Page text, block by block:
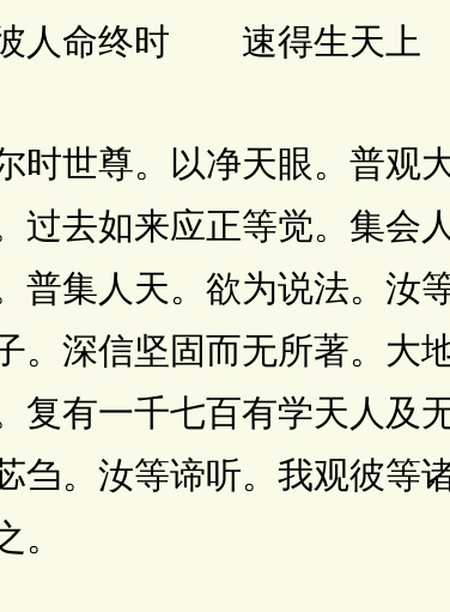
命终时 速得生天上
世尊。以净天眼。普观大
过去如来应正等觉。集会
普集人天。欲为说法。汝
。深信坚固而无所著。大
复有一千七百有学天人及
刍。汝等谛听。我观彼等
。